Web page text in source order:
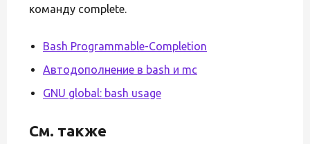
команду complete.
Bash Programmable-Completion
Автодополнение в bash и mc
GNU global: bash usage
См. также